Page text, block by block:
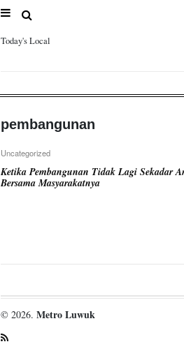
Today's Local
pembangunan
Uncategorized
Ketika Pembangunan Tidak Lagi Sekadar
Bersama Masyarakatnya
© 2026. Metro Luwuk